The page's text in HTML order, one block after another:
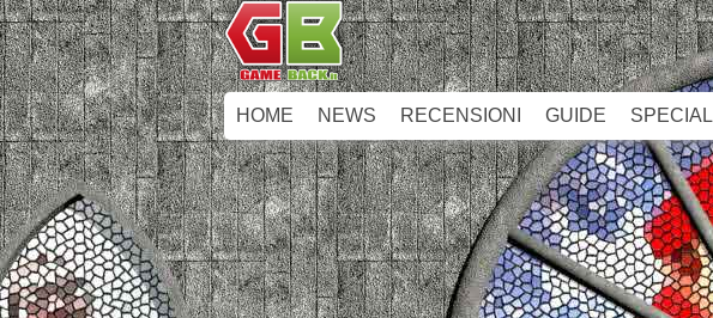
HOME NEWS RECENSIONI GUIDE SPECIALI